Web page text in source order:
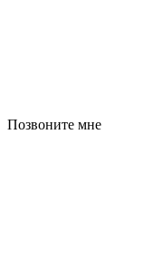
Позвоните мне